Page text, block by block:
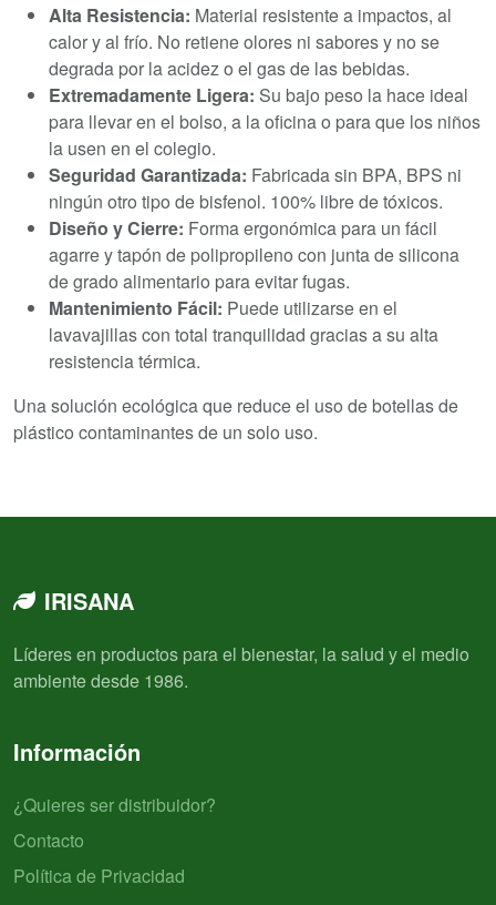
Alta Resistencia: Material resistente a impactos, al
calor y al frío. No retiene olores ni sabores y no se
degrada por la acidez o el gas de las bebidas.
Extremadamente Ligera: Su bajo peso la hace ideal
para llevar en el bolso, a la oficina o para que los niños
la usen en el colegio.
Seguridad Garantizada: Fabricada sin BPA, BPS ni
ningún otro tipo de bisfenol. 100% libre de tóxicos.
Diseño y Cierre: Forma ergonómica para un fácil
agarre y tapón de polipropileno con junta de silicona
de grado alimentario para evitar fugas.
Mantenimiento Fácil: Puede utilizarse en el
lavavajillas con total tranquilidad gracias a su alta
resistencia térmica.
Una solución ecológica que reduce el uso de botellas de
plástico contaminantes de un solo uso.
IRISANA
Líderes en productos para el bienestar, la salud y el medio
ambiente desde 1986.
Información
¿Quieres ser distribuidor?
Contacto
Política de Privacidad